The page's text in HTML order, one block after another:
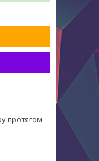
протягом